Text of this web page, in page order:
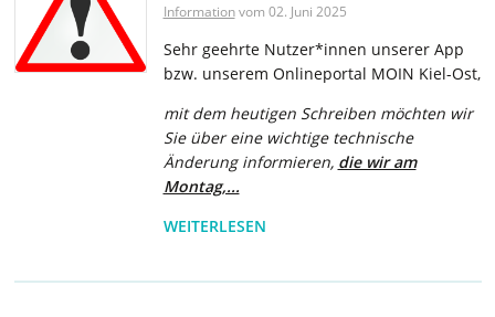
Informationvom 02. Juni 2025
Sehr geehrte Nutzer*innen unserer App
bzw. unserem Onlineportal MOIN Kiel-Ost,
mit dem heutigen Schreiben möchten wir
Sie über eine wichtige technische
Änderung informieren, die wir am
Montag,...
WEITERLESEN